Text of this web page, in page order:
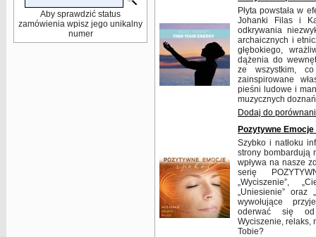
Aby sprawdzić status
zamówienia wpisz jego unikalny
numer
Płyta powstała w
Johanki Filas i
odkrywania
archaicznych i
głębokiego,
dążenia do
ze wszystkim,
zainspirowane
pieśni ludowe i
muzycznych
Dodaj do
Pozytywne Emocje
Szybko i natłoku
strony bombardują
wpływa na nasze
serię
„Wyciszenie”,
„Uniesienie” oraz
wywołujące
oderwać się od
Wyciszenie, relaks,
Tobie?